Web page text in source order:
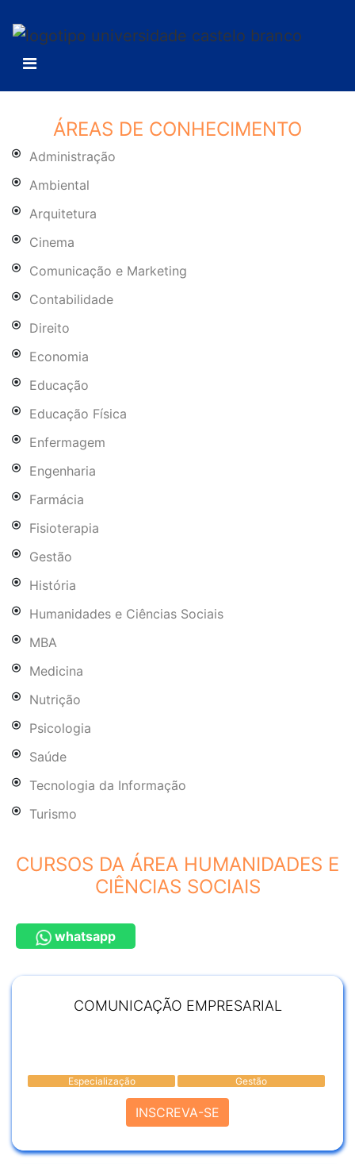
ÁREAS DE CONHECIMENTO
Administração
Ambiental
Arquitetura
Cinema
Comunicação e Marketing
Contabilidade
Direito
Economia
Educação
Educação Física
Enfermagem
Engenharia
Farmácia
Fisioterapia
Gestão
História
Humanidades e Ciências Sociais
MBA
Medicina
Nutrição
Psicologia
Saúde
Tecnologia da Informação
Turismo
CURSOS DA ÁREA HUMANIDADES E
CIÊNCIAS SOCIAIS
whatsapp
COMUNICAÇÃO EMPRESARIAL
Especialização Gestão
INSCREVA-SE